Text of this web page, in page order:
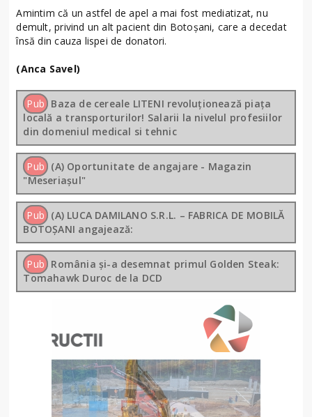
Amintim că un astfel de apel a mai fost mediatizat, nu
demult, privind un alt pacient din Botoșani, care a decedat
însă din cauza lispei de donatori.
(Anca Savel)
Pub Baza de cereale LITENI revoluționează piața
locală a transporturilor! Salarii la nivelul profesiilor
din domeniul medical si tehnic
Pub (A) Oportunitate de angajare - Magazin
"Meseriașul"
Pub (A) LUCA DAMILANO S.R.L. – FABRICA DE MOBILĂ
BOTOȘANI angajează:
Pub România și-a desemnat primul Golden Steak:
Tomahawk Duroc de la DCD